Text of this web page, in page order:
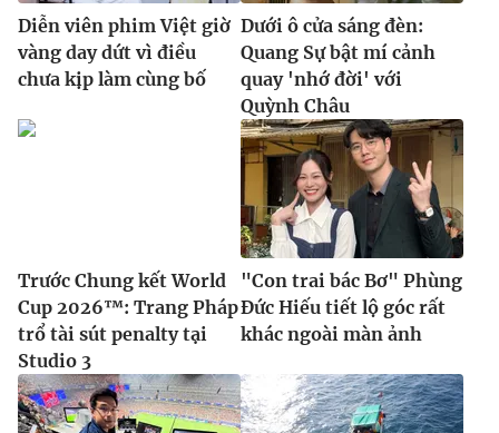
Diễn viên phim Việt giờ
vàng day dứt vì điều
chưa kịp làm cùng bố
Dưới ô cửa sáng đèn:
Quang Sự bật mí cảnh
quay 'nhớ đời' với
Quỳnh Châu
Trước Chung kết World
Cup 2026™: Trang Pháp
trổ tài sút penalty tại
Studio 3
"Con trai bác Bơ" Phùng
Đức Hiếu tiết lộ góc rất
khác ngoài màn ảnh